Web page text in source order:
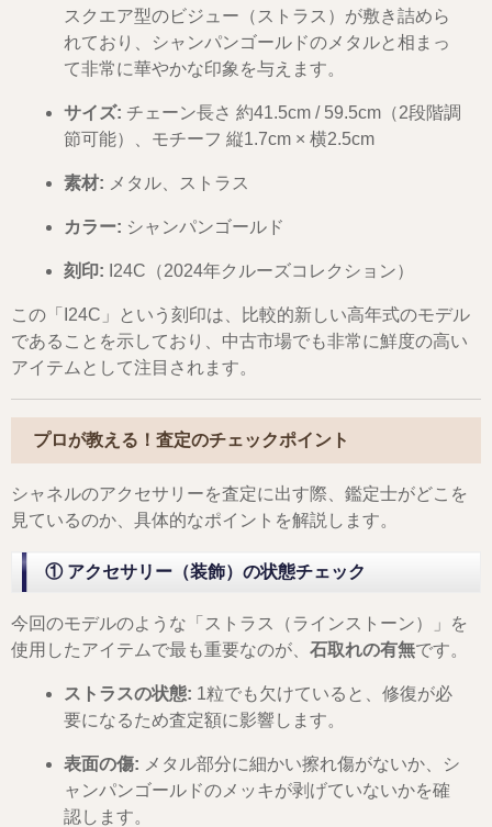
スクエア型のビジュー（ストラス）が敷き詰めら
れており、シャンパンゴールドのメタルと相まっ
て非常に華やかな印象を与えます。
サイズ: チェーン長さ 約41.5cm / 59.5cm（2段階調
節可能）、モチーフ 縦1.7cm × 横2.5cm
素材: メタル、ストラス
カラー: シャンパンゴールド
刻印: I24C（2024年クルーズコレクション）
この「I24C」という刻印は、比較的新しい高年式のモデル
であることを示しており、中古市場でも非常に鮮度の高い
アイテムとして注目されます。
プロが教える！査定のチェックポイント
シャネルのアクセサリーを査定に出す際、鑑定士がどこを
見ているのか、具体的なポイントを解説します。
① アクセサリー（装飾）の状態チェック
今回のモデルのような「ストラス（ラインストーン）」を
使用したアイテムで最も重要なのが、 石取れの有無です。
ストラスの状態: 1粒でも欠けていると、修復が必
要になるため査定額に影響します。
表面の傷: メタル部分に細かい擦れ傷がないか、シ
ャンパンゴールドのメッキが剥げていないかを確
認します。